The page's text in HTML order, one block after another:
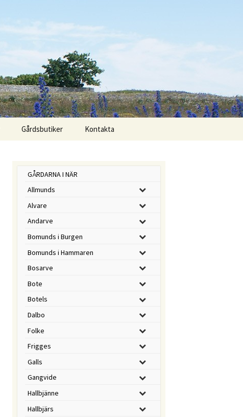
Gårdsbutiker Kontakta
GÅRDARNA I NÄR
Allmunds
Alvare
Andarve
Bomunds i Burgen
Bomunds i Hammaren
Bosarve
Bote
Botels
Dalbo
Folke
Frigges
Galls
Gangvide
Hallbjänne
Hallbjärs